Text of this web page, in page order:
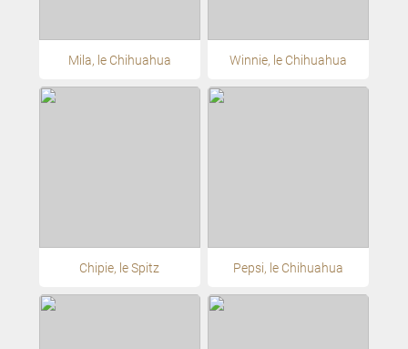
Mila, le Chihuahua Winnie, le Chihuahua
Chipie, le Spitz Pepsi, le Chihuahua